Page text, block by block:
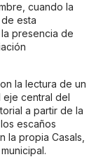
cuando la
esta
presencia de
la lectura de un
eje central del
a partir de la
escaños
la propia Casals,